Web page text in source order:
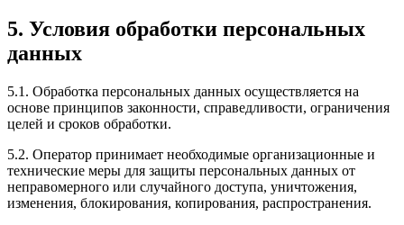
5. Условия обработки персональных
данных
5.1. Обработка персональных данных осуществляется на
основе принципов законности, справедливости, ограничения
целей и сроков обработки.
5.2. Оператор принимает необходимые организационные и
технические меры для защиты персональных данных от
неправомерного или случайного доступа, уничтожения,
изменения, блокирования, копирования, распространения.